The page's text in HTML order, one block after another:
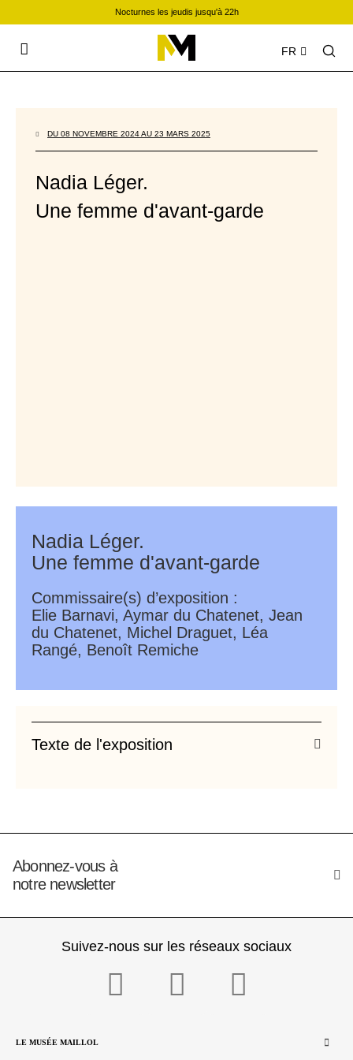
Nocturnes les jeudis jusqu'à 22h
FR
DU 08 NOVEMBRE 2024 AU 23 MARS 2025
Nadia Léger.
Une femme d'avant-garde
Nadia Léger.
Une femme d'avant-garde
Commissaire(s) d’exposition :
Elie Barnavi, Aymar du Chatenet, Jean
du Chatenet, Michel Draguet, Léa
Rangé, Benoît Remiche
Texte de l'exposition
Abonnez-vous à
notre newsletter
Suivez-nous sur les réseaux sociaux
LE MUSÉE MAILLOL